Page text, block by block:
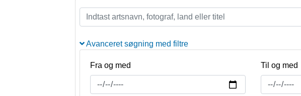
Avanceret søgning med filtre
Fra og med Til og med